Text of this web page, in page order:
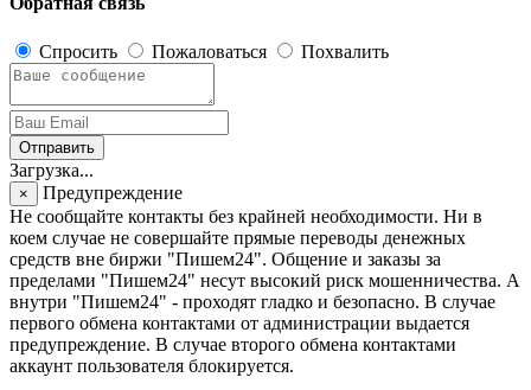
Спросить Пожаловаться Похвалить
Отправить
Загрузка...
×
Предупреждение
Не сообщайте контакты без крайней необходимости. Ни в
коем случае не совершайте прямые переводы денежных
средств вне биржи "Пишем24". Общение и заказы за
пределами "Пишем24" несут высокий риск мошенничества. А
внутри "Пишем24" - проходят гладко и безопасно. В случае
первого обмена контактами от администрации выдается
предупреждение. В случае второго обмена контактами
аккаунт пользователя блокируется.